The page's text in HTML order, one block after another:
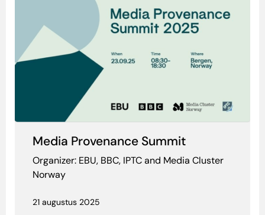
Media Provenance Summit
Organizer: EBU, BBC, IPTC and Media Cluster
Norway
21 augustus 2025